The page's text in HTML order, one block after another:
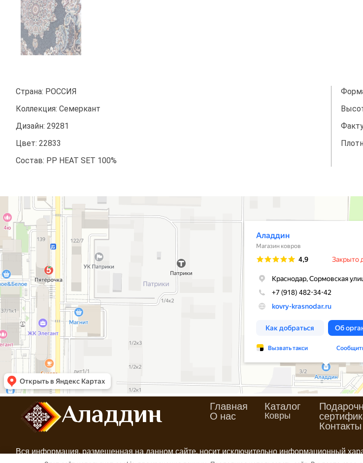
Страна: РОССИЯ
Коллекция: Семеркант
Дизайн: 29281
Цвет: 22833
Состав: PP HEAT SET 100%
Магазин ковров в Краснодаре
Аладдин Главная
О нас
Каталог
Ковры
Контакты
Вся информация, размещенная на данном сайте, носит исключительно информационный